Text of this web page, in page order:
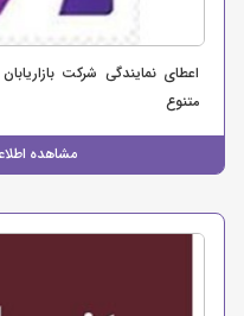
اعطای نمایندگی شرکت
متنوع
مشاهده